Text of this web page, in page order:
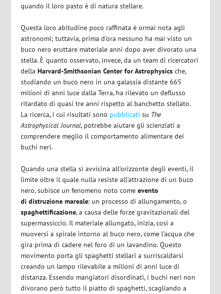
quando il loro pasto è di natura stellare.
Questa loro abitudine poco raffinata è ormai nota agli
astronomi; tuttavia, prima d’ora nessuno ha mai visto un
buco nero eruttare materiale anni dopo aver divorato una
stella. È quanto osservato, invece, da un team di ricercatori
dellaHarvard-Smithsonian Center for Astrophysics che,
studiando un buco nero in una galassia distante 665
milioni di anni luce dalla Terra, ha rilevato un deflusso
ritardato di quasi tre anni rispetto al banchetto stellato.
La ricerca, i cui risultati sono pubblicati su The
Astrophysical Journal, potrebbe aiutare gli scienziati a
comprendere meglio il comportamento alimentare dei
buchi neri.
Quando una stella si avvicina all’orizzonte degli eventi, il
limite oltre il quale nulla resiste all’attrazione di un buco
nero, subisce un fenomeno noto comeevento
di distruzione mareale: un processo di allungamento, o
spaghettificazione, a causa delle forze gravitazionali del
supermassiccio. Il materiale allungato, inizia, così a
muoversi a spirale intorno al buco nero, come l’acqua che
gira prima di cadere nel foro di un lavandino. Questo
movimento porta gli spaghetti stellari a surriscaldarsi
creando un lampo rilevabile a milioni di anni luce di
distanza. Essendo mangiatori disordinati, i buchi neri non
divorano però tutto il piatto di spaghetti, scagliando a